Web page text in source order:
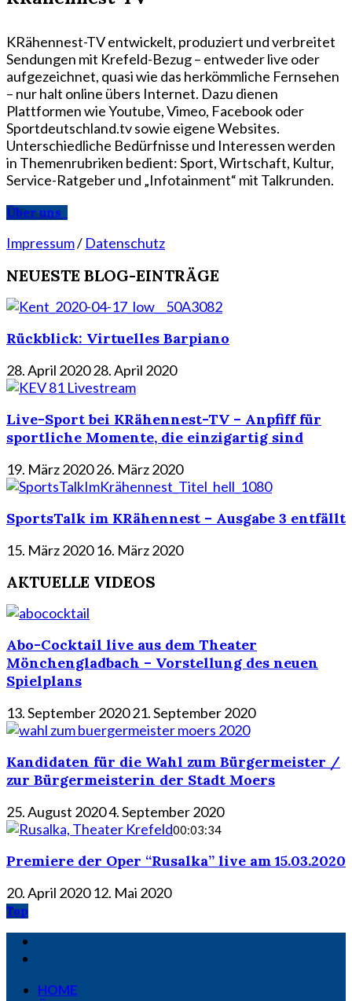
KRähennest-TV entwickelt, produziert und verbreitet
Sendungen mit Krefeld-Bezug – entweder live oder
aufgezeichnet, quasi wie das herkömmliche Fernsehen
– nur halt online übers Internet. Dazu dienen
Plattformen wie Youtube, Vimeo, Facebook oder
Sportdeutschland.tv sowie eigene Websites.
Unterschiedliche Bedürfnisse und Interessen werden
in Themenrubriken bedient: Sport, Wirtschaft, Kultur,
Service-Ratgeber und „Infotainment“ mit Talkrunden.
Über uns
Impressum/ Datenschutz
NEUESTE BLOG-EINTRÄGE
Rückblick: Virtuelles Barpiano
28. April 202028. April 2020
Live-Sport bei KRähennest-TV – Anpfiff für
sportliche Momente, die einzigartig sind
19. März 202026. März 2020
SportsTalk im KRähennest – Ausgabe 3 entfällt
15. März 2020 16. März 2020
AKTUELLE VIDEOS
Abo-Cocktail live aus dem Theater
Mönchengladbach – Vorstellung des neuen
Spielplans
13. September 202021. September 2020
Kandidaten für die Wahl zum Bürgermeister /
zur Bürgermeisterin der Stadt Moers
25. August 20204. September 2020
00:03:34
Premiere der Oper “Rusalka” live am 15.03.2020
20. April 2020 12. Mai 2020
Top
HOME